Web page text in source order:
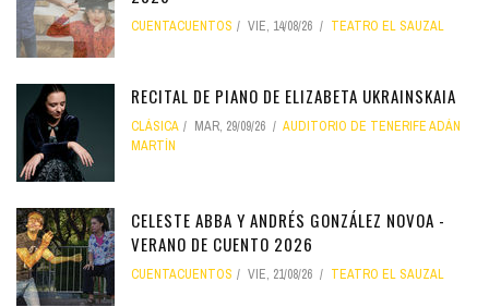
CUENTACUENTOS VIE, 14/08/26 TEATRO EL SAUZAL
RECITAL DE PIANO DE ELIZABETA UKRAINSKAIA
CLÁSICA MAR, 29/09/26
AUDITORIO DE TENERIFE ADÁN
MARTÍN
CELESTE ABBA Y ANDRÉS GONZÁLEZ NOVOA -
VERANO DE CUENTO 2026
CUENTACUENTOS VIE, 21/08/26 TEATRO EL SAUZAL